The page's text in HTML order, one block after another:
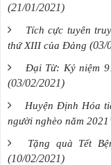
(21/01/2021)
Tích cực tuyên
thứ XIII của Đảng (03/
Đại Từ: Kỷ niệm
(03/02/2021)
Huyện Định Hóa
người nghèo năm
Tặng quà Tết
(10/02/2021)